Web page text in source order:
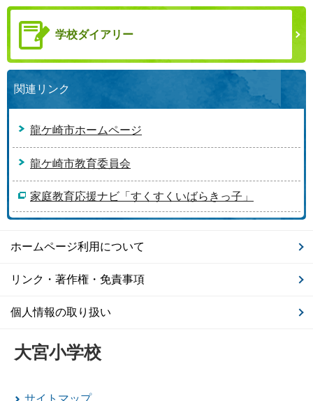
学校ダイアリー
関連リンク
龍ケ崎市ホームページ
龍ケ崎市教育委員会
家庭教育応援ナビ「すくすくいばらきっ子」
ホームページ利用について
リンク・著作権・免責事項
個人情報の取り扱い
大宮小学校